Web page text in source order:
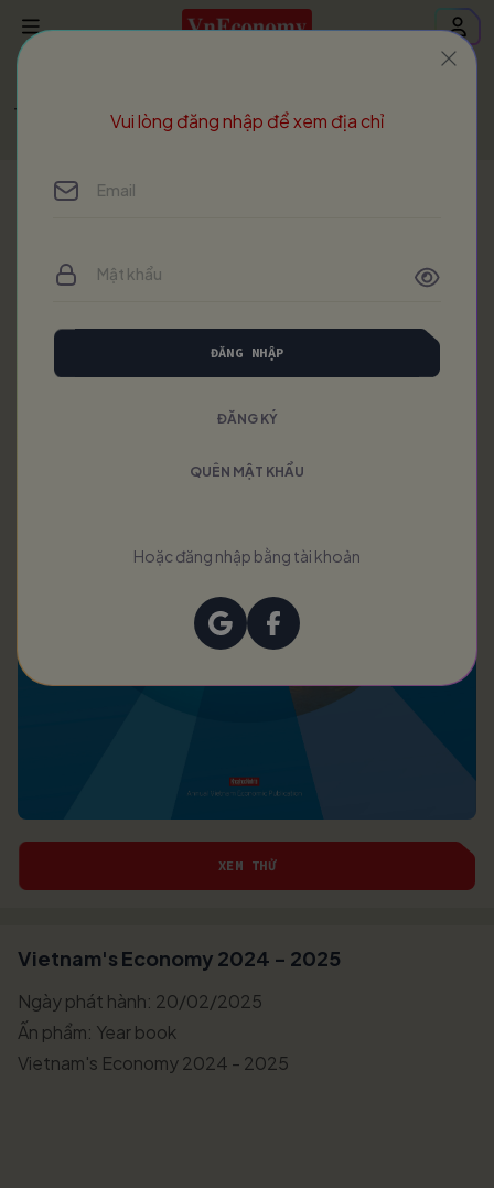
Trang chủ Year book Vietnam's Economy 2024 - 2025
XEM THỬ
Vietnam's Economy 2024 - 2025
Ngày phát hành: 20/02/2025
Ấn phẩm: Year book
Vietnam's Economy 2024 - 2025
Vui lòng đăng nhập để xem địa chỉ
ĐĂNG NHẬP
ĐĂNG KÝ
QUÊN MẬT KHẨU
Hoặc đăng nhập bằng tài khoản